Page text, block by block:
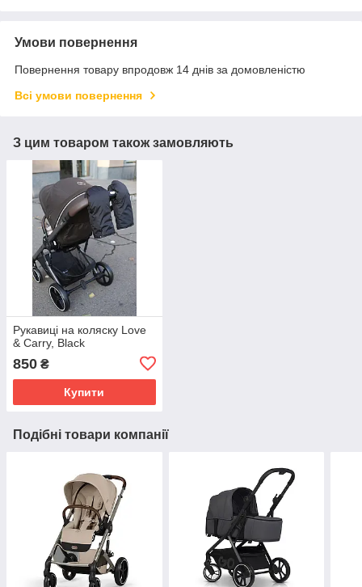
Умови повернення
Повернення товару впродовж 14 днів за домовленістю
Всі умови повернення
З цим товаром також замовляють
Рукавиці на коляску Love
& Carry, Black
850 ₴
Купити
Подібні товари компанії